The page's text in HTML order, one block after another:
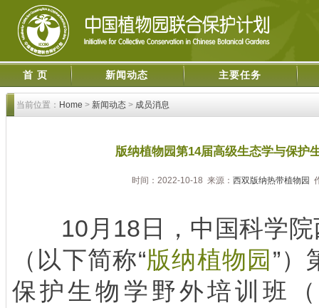
首 页 新闻动态 主要任务
当前位置： Home > 新闻动态 > 成员消息
版纳植物园第14届高级生态学与保护
时间：2022-10-18 来源：西双版纳热带植物园
10月18日，中国科学院
（以下简称“版纳植物园 ”）
保护生物学野外培训班（